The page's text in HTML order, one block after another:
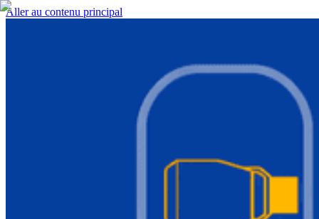
Aller au contenu principal